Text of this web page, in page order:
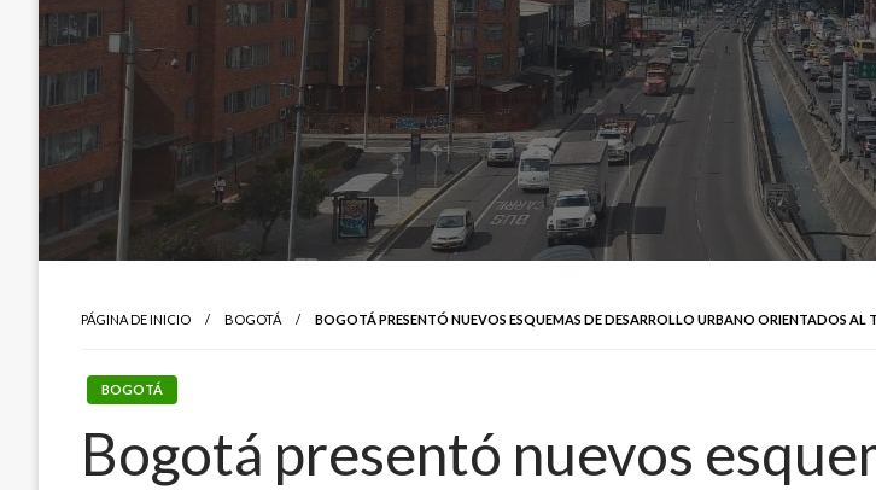
PÁGINA DE INICIO BOGOTÁ BOGOTÁ PRESENTÓ NUEVOS ESQUEMAS DE DESARROLLO URBANO ORIENTADOS AL
BOGOTÁ
Bogotá presentó nuevos